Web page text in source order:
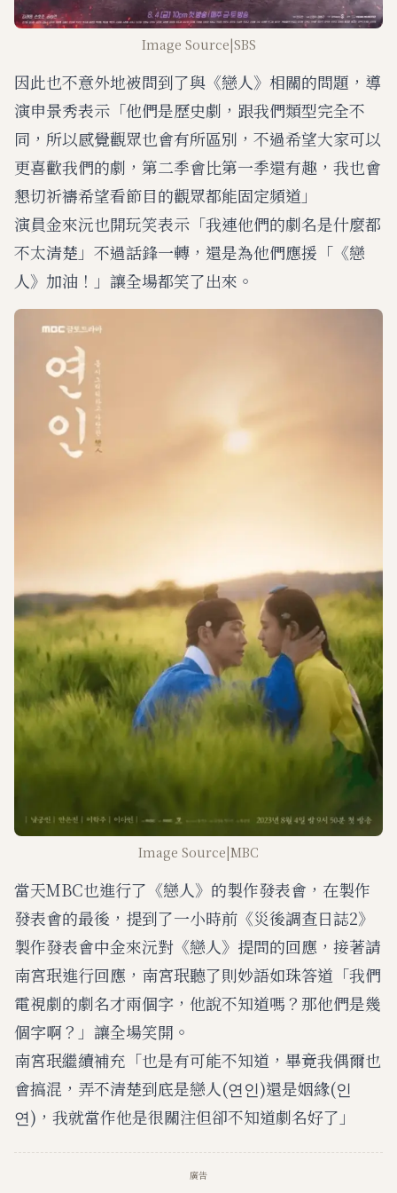
Image Source|SBS
因此也不意外地被問到了與《戀人》相關的問題，導
演申景秀表示「他們是歷史劇，跟我們類型完全不
同，所以感覺觀眾也會有所區別，不過希望大家可以
更喜歡我們的劇，第二季會比第一季還有趣，我也會
懇切祈禱希望看節目的觀眾都能固定頻道」
演員金來沅也開玩笑表示「我連他們的劇名是什麼都
不太清楚」不過話鋒一轉，還是為他們應援「《戀
人》加油！」讓全場都笑了出來。
Image Source|MBC
當天MBC也進行了《戀人》的製作發表會，在製作
發表會的最後，提到了一小時前《災後調查日誌2》
製作發表會中金來沅對《戀人》提問的回應，接著請
南宮珉進行回應，南宮珉聽了則妙語如珠答道「我們
電視劇的劇名才兩個字，他說不知道嗎？那他們是幾
個字啊？」讓全場笑開。
南宮珉繼續補充「也是有可能不知道，畢竟我偶爾也
會搞混，弄不清楚到底是戀人(연인)還是姻緣(인
연)，我就當作他是很關注但卻不知道劇名好了」
廣告